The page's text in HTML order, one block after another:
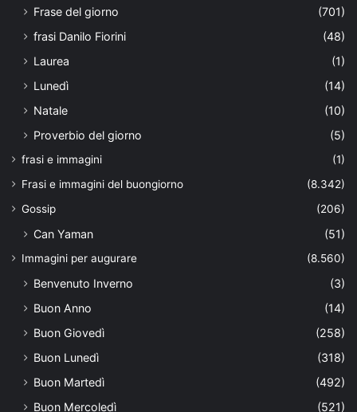
Frase del giorno
(701)
frasi Danilo Fiorini
(48)
Laurea
(1)
Lunedì
(14)
Natale
(10)
Proverbio del giorno
(5)
frasi e immagini
(1)
Frasi e immagini del buongiorno
(8.342)
Gossip
(206)
Can Yaman (51)
Immagini per augurare (8.560)
Benvenuto Inverno
(3)
Buon Anno
(14)
Buon Giovedì
(258)
Buon Lunedì
(318)
Buon Martedì
(492)
Buon Mercoledì
(521)